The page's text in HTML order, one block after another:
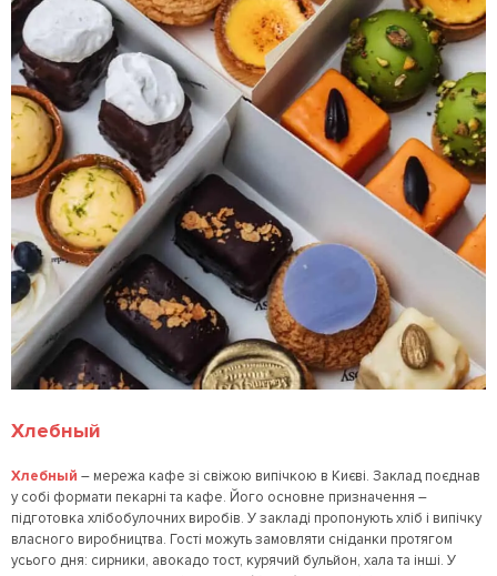
Хлебный
Хлебный – мережа кафе зі свіжою випічкою в Києві. Заклад поєднав
у собі формати пекарні та кафе. Його основне призначення –
підготовка хлібобулочних виробів. У закладі пропонують хліб і випічку
власного виробництва. Гості можуть замовляти сніданки протягом
усього дня: сирники, авокадо тост, курячий бульйон, хала та інші. У